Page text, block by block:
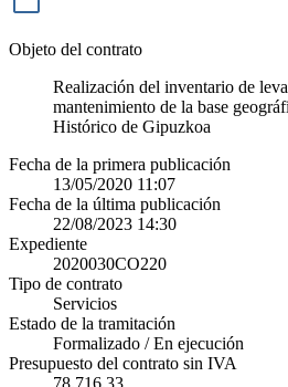
Objeto del contrato
Realización del inventario de
mantenimiento de la base
Histórico de Gipuzkoa
Fecha de la primera publicación
13/05/2020 11:07
Fecha de la última publicación
22/08/2023 14:30
Expediente
2020030CO220
Tipo de contrato
Servicios
Estado de la tramitación
Formalizado / En ejecución
Presupuesto del contrato sin IVA